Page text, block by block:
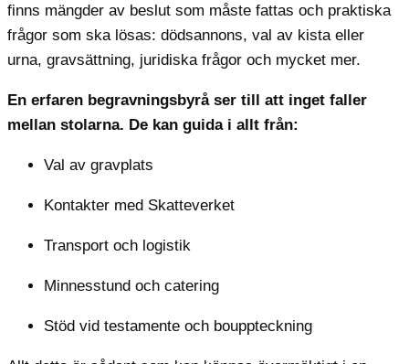
finns mängder av beslut som måste fattas och praktiska
frågor som ska lösas: dödsannons, val av kista eller
urna, gravsättning, juridiska frågor och mycket mer.
En erfaren begravningsbyrå ser till att inget faller
mellan stolarna. De kan guida i allt från:
Val av gravplats
Kontakter med Skatteverket
Transport och logistik
Minnesstund och catering
Stöd vid testamente och bouppteckning